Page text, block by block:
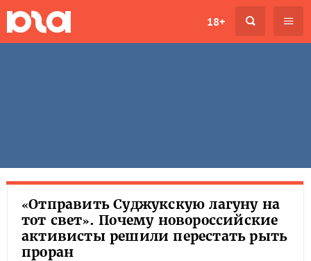
18+
«Отправить Суджукскую лагуну на
тот свет». Почему новороссийские
активисты решили перестать рыть
проран